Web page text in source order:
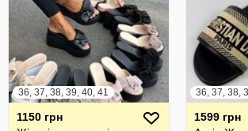
36, 37, 38, 39, 40, 41
1150 грн
36, 37, 38,
1599 грн